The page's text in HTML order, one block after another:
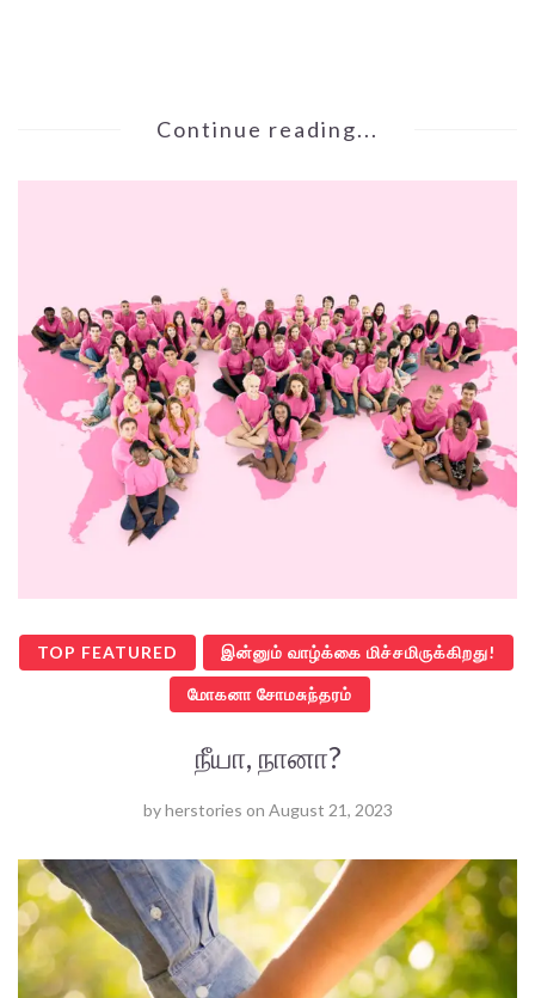
Continue reading...
TOP FEATURED இன்னும் வாழ்க்கை மிச்சமிருக்கிறது!
மோகனா சோமசுந்தரம்
நீயா, நானா?
byherstories on August 21, 2023